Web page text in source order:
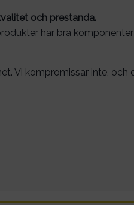
och prestanda.
har bra
Vi kompromissar inte, och